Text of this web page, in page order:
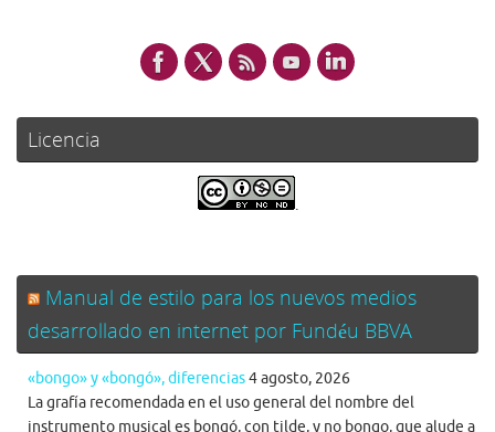
Licencia
.
Manual de estilo para los nuevos medios
desarrollado en internet por Fundéu BBVA
«bongo» y «bongó», diferencias4 agosto, 2026
La grafía recomendada en el uso general del nombre del
instrumento musical es bongó, con tilde, y no bongo, que alude a